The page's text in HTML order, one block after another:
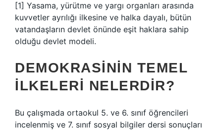
[1] Yasama, yürütme ve yargı organları arasında
kuvvetler ayrılığı ilkesine ve halka dayalı, bütün
vatandaşların devlet önünde eşit haklara sahip
olduğu devlet modeli.
DEMOKRASININ TEMEL
ILKELERI NELERDIR?
Bu çalışmada ortaokul 5. ve 6. sınıf öğrencileri
incelenmiş ve 7. sınıf sosyal bilgiler dersi sonuçları